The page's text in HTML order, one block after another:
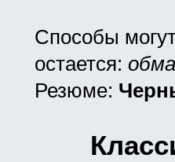
Способы
остается:
Резюме: